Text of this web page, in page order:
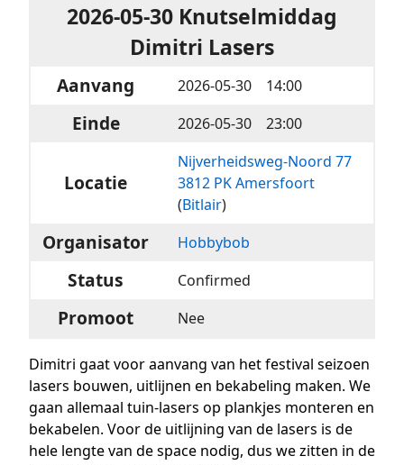
2026-05-30 Knutselmiddag
Dimitri Lasers
Aanvang 2026-05-30󠀠󠀠󠀠 14:00
Einde 2026-05-30󠀠󠀠󠀠 23:00
Locatie
Nijverheidsweg-Noord 77
3812 PK Amersfoort
(Bitlair)
Organisator Hobbybob
Status Confirmed
Promoot Nee
Dimitri gaat voor aanvang van het festival seizoen
lasers bouwen, uitlijnen en bekabeling maken. We
gaan allemaal tuin-lasers op plankjes monteren en
bekabelen. Voor de uitlijning van de lasers is de
hele lengte van de space nodig, dus we zitten in de